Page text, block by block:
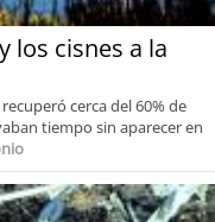
los cisnes a la
cerca del 60% de
tiempo sin aparecer en